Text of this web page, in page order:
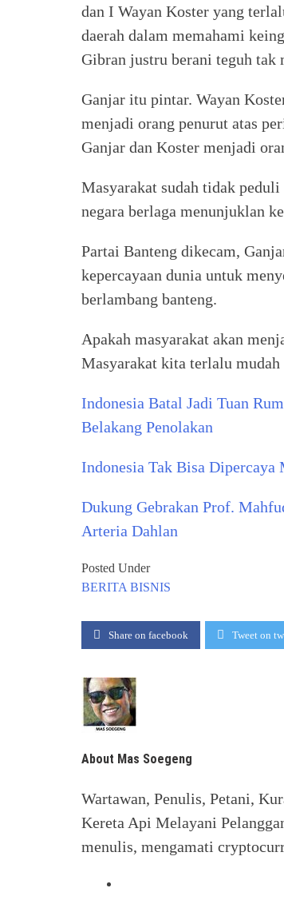
dan I Wayan Koster yang
daerah dalam memahami
Gibran justru berani teguh tak
Ganjar itu pintar. Wayan
menjadi orang penurut atas
Ganjar dan Koster menjadi
Masyarakat sudah tidak
negara berlaga menunjuklan
Partai Banteng dikecam,
kepercayaan dunia untuk
berlambang banteng.
Apakah masyarakat akan
Masyarakat kita terlalu
Indonesia Batal Jadi Tuan
Belakang Penolakan
Indonesia Tak Bisa Dipercaya
Dukung Gebrakan Prof.
Arteria Dahlan
Posted Under
BERITA BISNIS
Share on facebook Tweet on
About Mas Soegeng
Wartawan, Penulis, Petani,
Kereta Api Melayani
menulis, mengamati